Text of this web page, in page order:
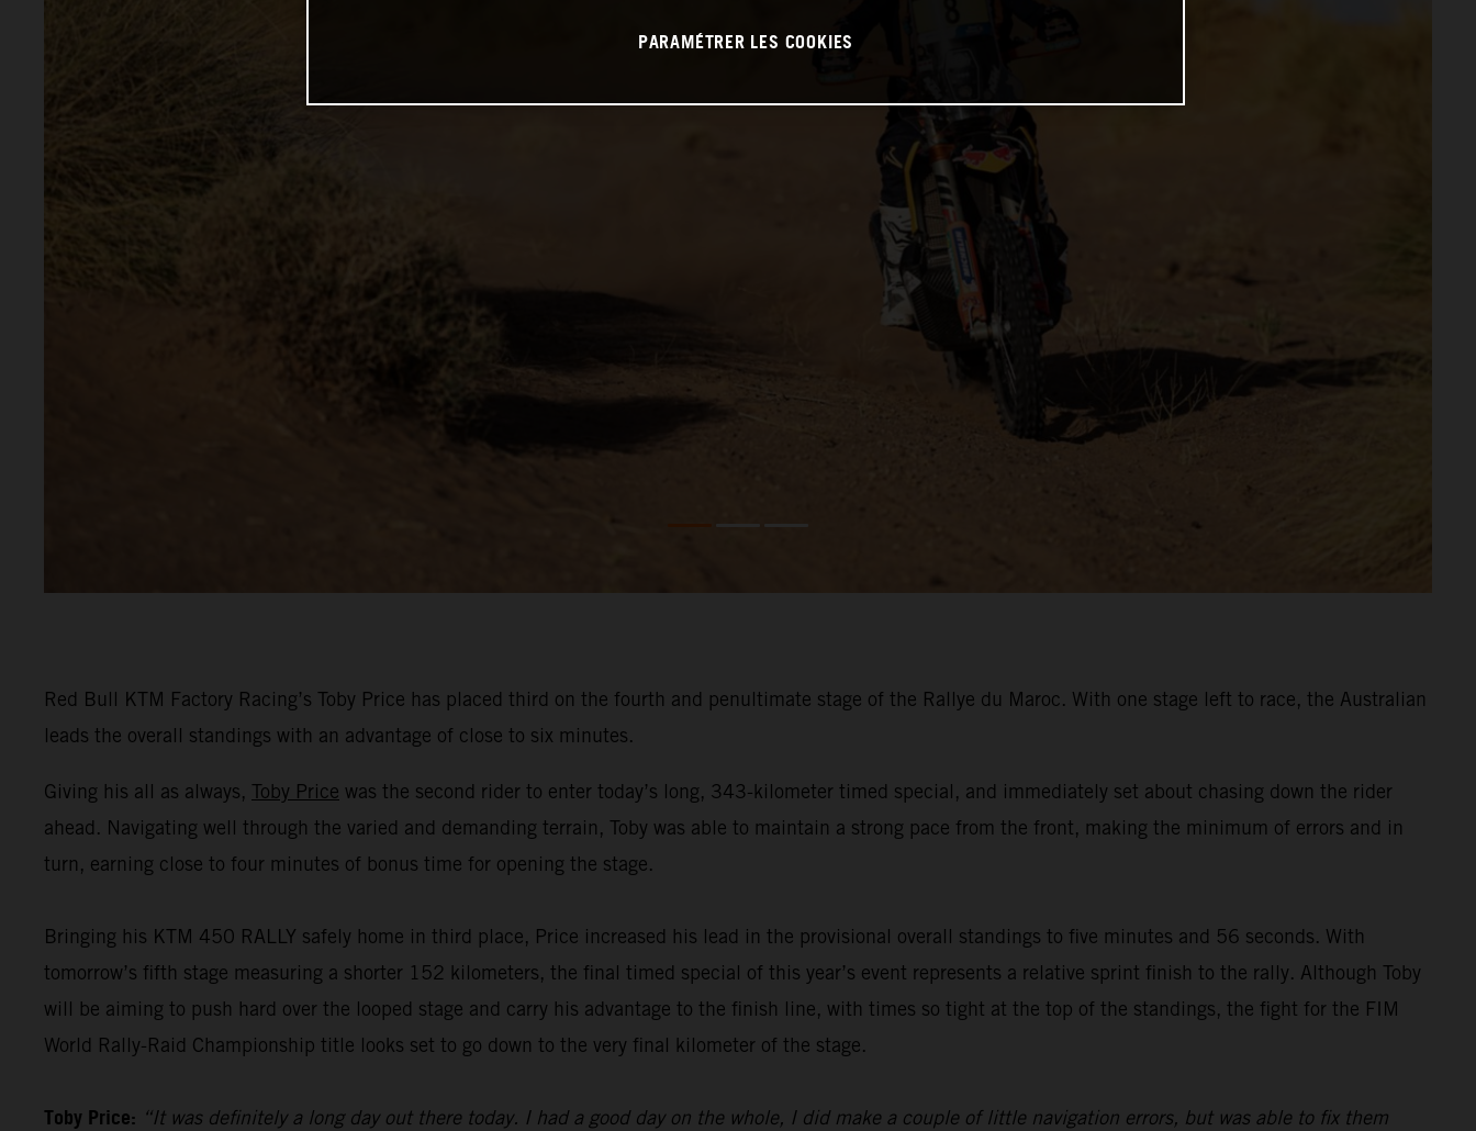
Red Bull KTM Factory Racing’s Toby Price has placed third on the fourth and penultimate stage of the Rallye du Maroc. With one stage left to race, the Australian
leads the overall standings with an advantage of close to six minutes.
Giving his all as always, Toby Price was the second rider to enter today’s long, 343-kilometer timed special, and immediately set about chasing down the rider
ahead. Navigating well through the varied and demanding terrain, Toby was able to maintain a strong pace from the front, making the minimum of errors and in
turn, earning close to four minutes of bonus time for opening the stage.
Bringing his KTM 450 RALLY safely home in third place, Price increased his lead in the provisional overall standings to five minutes and 56 seconds. With
tomorrow’s fifth stage measuring a shorter 152 kilometers, the final timed special of this year’s event represents a relative sprint finish to the rally. Although Toby
will be aiming to push hard over the looped stage and carry his advantage to the finish line, with times so tight at the top of the standings, the fight for the FIM
World Rally-Raid Championship title looks set to go down to the very final kilometer of the stage.
Toby Price: “It was definitely a long day out there today. I had a good day on the whole, I did make a couple of little navigation errors, but was able to fix them
PARAMÉTRER LES COOKIES